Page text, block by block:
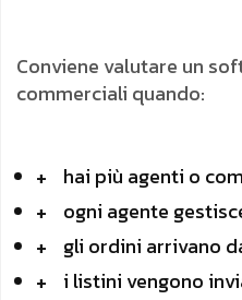
Conviene valutare un
commerciali quando:
hai più agenti o
ogni agente
gli ordini arrivano
i listini vengono